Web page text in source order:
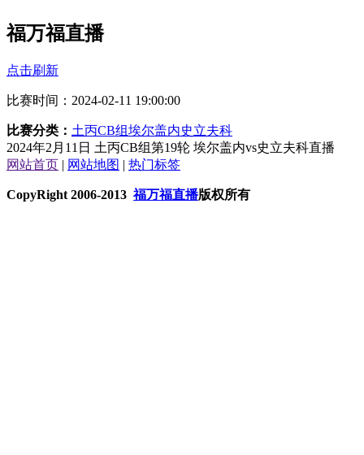
福万福直播
点击刷新
比赛时间：2024-02-11 19:00:00
比赛分类： 土丙CB组埃尔盖内史立夫科
2024年2月11日 土丙CB组第19轮 埃尔盖内vs史立夫科直播
网站首页 | 网站地图 | 热门标签
CopyRight 2006-2013福万福直播版权所有